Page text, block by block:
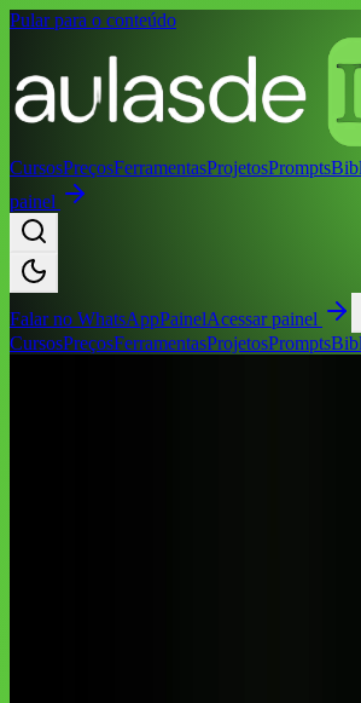
Pular para o conteúdo
CursosPreçosFerramentasProjetosPrompts
painel
Falar no WhatsAppPainelAcessar painel
CursosPreçosFerramentasProjetosPrompts